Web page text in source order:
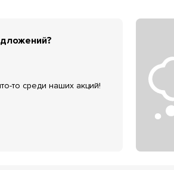
то среди наших акций!